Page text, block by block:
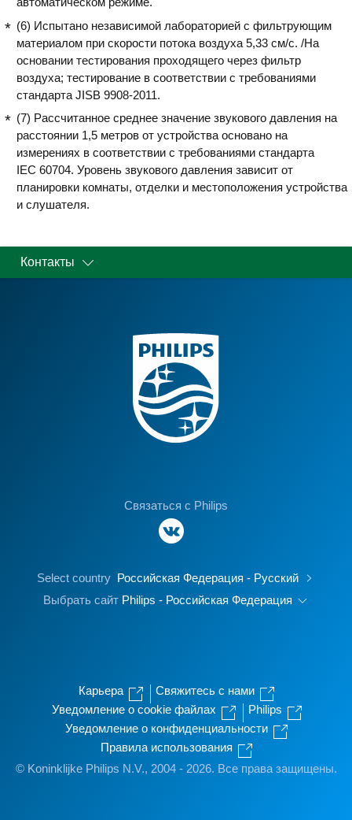
(6) Испытано независимой лабораторией с фильтрующим
материалом при скорости потока воздуха 5,33 см/с. /На
основании тестирования проходящего через фильтр
воздуха; тестирование в соответствии с требованиями
стандарта JISB 9908-2011.
(7) Рассчитанное среднее значение звукового давления на
расстоянии 1,5 метров от устройства основано на
измерениях в соответствии с требованиями стандарта
IEC 60704. Уровень звукового давления зависит от
планировки комнаты, отделки и местоположения устройства
и слушателя.
Контакты
Связаться с Philips
Select country Российская Федерация - Русский
Выбрать сайт Philips - Российская Федерация
Карьера
Свяжитесь с нами
Уведомление о cookie файлах
Philips
Уведомление о конфиденциальности
Правила использования
© Koninklijke Philips N.V., 2004 - 2026. Все права защищены.